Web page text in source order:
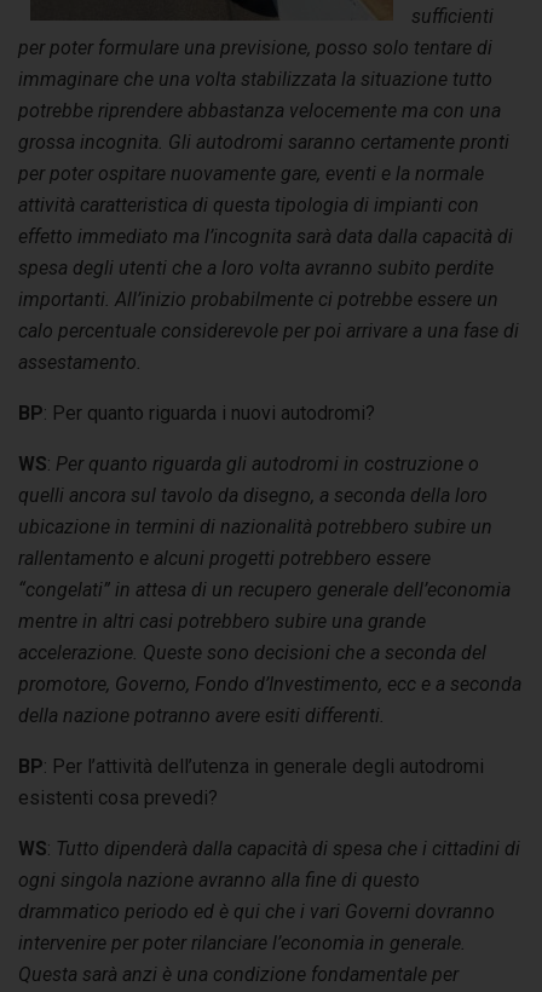
sufficienti
per poter formulare una previsione, posso solo tentare di
immaginare che una volta stabilizzata la situazione tutto
potrebbe riprendere abbastanza velocemente ma con una
grossa incognita. Gli autodromi saranno certamente pronti
per poter ospitare nuovamente gare, eventi e la normale
attività caratteristica di questa tipologia di impianti con
effetto immediato ma l’incognita sarà data dalla capacità di
spesa degli utenti che a loro volta avranno subito perdite
importanti. All’inizio probabilmente ci potrebbe essere un
calo percentuale considerevole per poi arrivare a una fase di
assestamento.
BP: Per quanto riguarda i nuovi autodromi?
WS: Per quanto riguarda gli autodromi in costruzione o
quelli ancora sul tavolo da disegno, a seconda della loro
ubicazione in termini di nazionalità potrebbero subire un
rallentamento e alcuni progetti potrebbero essere
“congelati” in attesa di un recupero generale dell’economia
mentre in altri casi potrebbero subire una grande
accelerazione. Queste sono decisioni che a seconda del
promotore, Governo, Fondo d’Investimento, ecc e a seconda
della nazione potranno avere esiti differenti.
BP: Per l’attività dell’utenza in generale degli autodromi
esistenti cosa prevedi?
WS: Tutto dipenderà dalla capacità di spesa che i cittadini di
ogni singola nazione avranno alla fine di questo
drammatico periodo ed è qui che i vari Governi dovranno
intervenire per poter rilanciare l’economia in generale.
Questa sarà anzi è una condizione fondamentale per